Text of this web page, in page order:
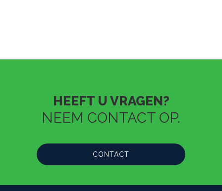
HEEFT U VRAGEN?
NEEM CONTACT OP.
CONTACT